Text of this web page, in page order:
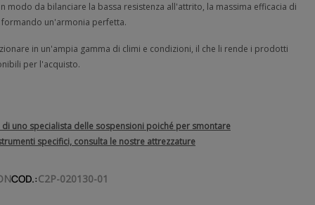
modo da bilanciare la bassa resistenza all'attrito, la massima efficacia di
un'armonia perfetta.
in un'ampia gamma di climi e condizioni, il che li rende i prodotti
per l'acquisto.
uno specialista delle sospensioni poiché per smontare
specifici, consulta le nostre attrezzature
COD.:C2P-020130-01